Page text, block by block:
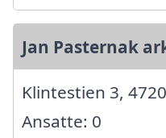
Jan Pasternak
Klintestien 3,
Ansatte: 0